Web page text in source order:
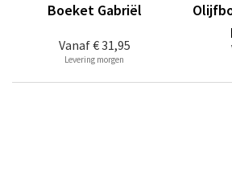
Vanaf€ 31,95
Boeket Gabriël
Levering morgen